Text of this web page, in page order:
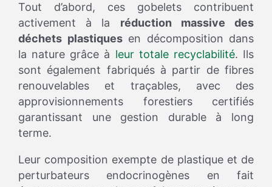
Tout d’abord, ces gobelets contribuent
activement à la réduction massive des
déchets plastiquesen décomposition dans
la nature grâce à leur totale recyclabilité. Ils
sont également fabriqués à partir de fibres
renouvelables et traçables, avec des
approvisionnements forestiers certifiés
garantissant une gestion durable à long
terme.
Leur composition exempte de plastique et de
perturbateurs endocrinogènes en fait